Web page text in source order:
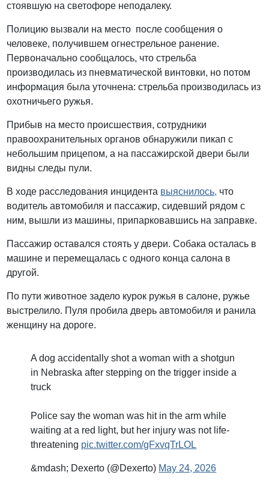
стоявшую на светофоре неподалеку.
Полицию вызвали на место после сообщения о
человеке, получившем огнестрельное ранение.
Первоначально сообщалось, что стрельба
производилась из пневматической винтовки, но потом
информация была уточнена: стрельба производилась из
охотничьего ружья.
Прибыв на место происшествия, сотрудники
правоохранительных органов обнаружили пикап с
небольшим прицепом, а на пассажирской двери были
видны следы пули.
В ходе расследования инцидента выяснилось, что
водитель автомобиля и пассажир, сидевший рядом с
ним, вышли из машины, припарковавшись на заправке.
Пассажир оставался стоять у двери. Собака осталась в
машине и перемещалась с одного конца салона в
другой.
По пути животное задело курок ружья в салоне, ружье
выстрелило. Пуля пробила дверь автомобиля и ранила
женщину на дороге.
A dog accidentally shot a woman with a shotgun
in Nebraska after stepping on the trigger inside a
truck
Police say the woman was hit in the arm while
waiting at a red light, but her injury was not life-
threatening pic.twitter.com/gFxvqTrLOL
&mdash; Dexerto (@Dexerto) May 24, 2026